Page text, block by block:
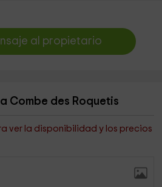
al propietario
Combe des Roquetis
ver la disponibilidad y los precios